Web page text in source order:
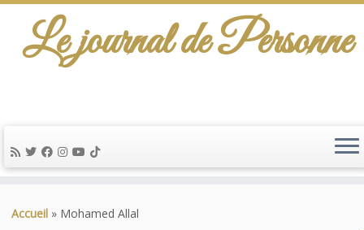
au
Le journal de Personne
Accueil » Mohamed Allal